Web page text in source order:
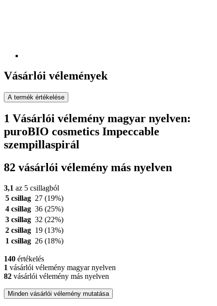
Vásárlói vélemények
A termék értékelése
1 Vásárlói vélemény magyar nyelven:
puroBIO cosmetics Impeccable
szempillaspirál
82 vásárlói vélemény más nyelven
3,1 az 5 csillagból
5 csillag 27 (19%)
4 csillag 36 (25%)
3 csillag 32 (22%)
2 csillag 19 (13%)
1 csillag 26 (18%)
140 értékelés
1 vásárlói vélemény magyar nyelven
82 vásárlói vélemény más nyelven
Minden vásárlói vélemény mutatása